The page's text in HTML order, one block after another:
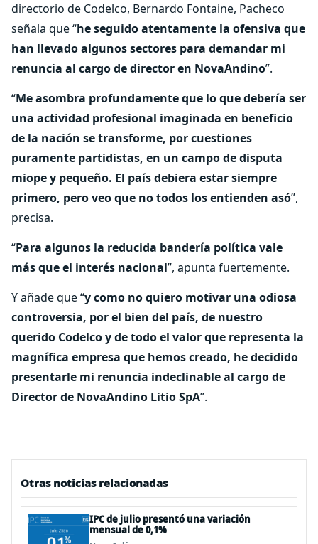
directorio de Codelco, Bernardo Fontaine, Pacheco
señala que “he seguido atentamente la ofensiva que
han llevado algunos sectores para demandar mi
renuncia al cargo de director en NovaAndino”.
“Me asombra profundamente que lo que debería ser
una actividad profesional imaginada en beneficio
de la nación se transforme, por cuestiones
puramente partidistas, en un campo de disputa
miope y pequeño. El país debiera estar siempre
primero, pero veo que no todos los entienden asó”,
precisa.
“Para algunos la reducida bandería política vale
más que el interés nacional”, apunta fuertemente.
Y añade que “y como no quiero motivar una odiosa
controversia, por el bien del país, de nuestro
querido Codelco y de todo el valor que representa la
magnífica empresa que hemos creado, he decidido
presentarle mi renuncia indeclinable al cargo de
Director de NovaAndino Litio SpA”.
Otras noticias relacionadas
IPC de julio presentó una variación
mensual de 0,1%